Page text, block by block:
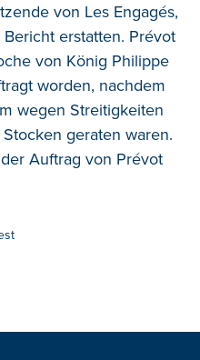
von Les Engagés,
erstatten. Prévot
von König Philippe
worden, nachdem
wegen Streitigkeiten
geraten waren.
Auftrag von Prévot